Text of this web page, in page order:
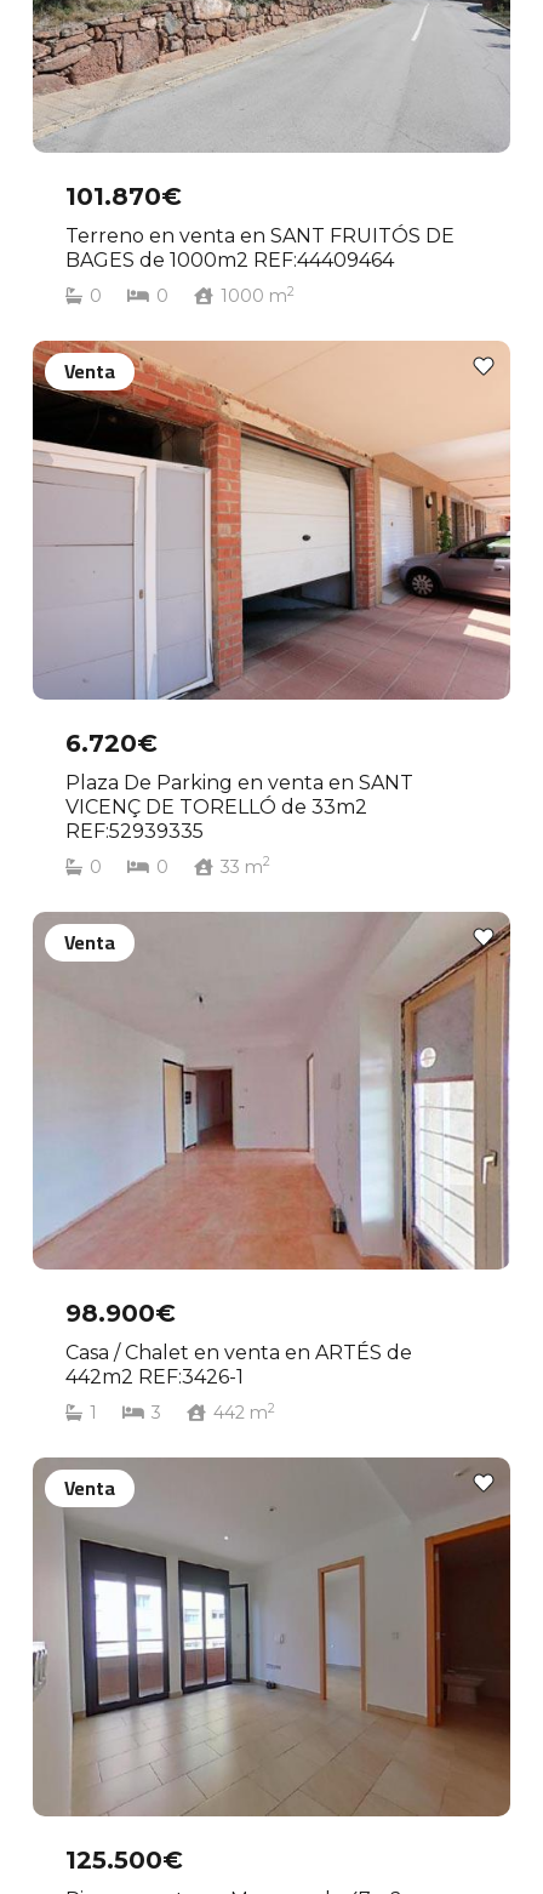
101.870€
Terreno en venta en SANT FRUITÓS DE
BAGES de 1000m2 REF:44409464
0 0 1000 m2
6.720€
Plaza De Parking en venta en SANT
VICENÇ DE TORELLÓ de 33m2
REF:52939335
0 0 33 m2
Venta
98.900€
Casa / Chalet en venta en ARTÉS de
442m2 REF:3426-1
1 3 442m2
Venta
125.500€
Venta